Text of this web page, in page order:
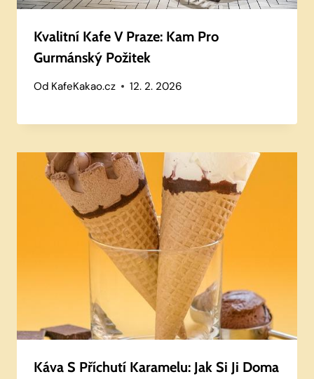
Kvalitní Kafe V Praze: Kam Pro
Gurmánský Požitek
Od KafeKakao.cz 12. 2. 2026
Káva S Příchutí Karamelu: Jak Si Ji Doma